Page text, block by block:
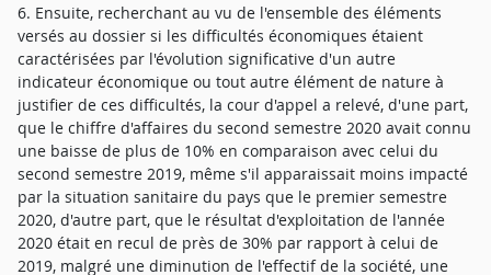
6. Ensuite, recherchant au vu de l'ensemble des éléments
versés au dossier si les difficultés économiques étaient
caractérisées par l'évolution significative d'un autre
indicateur économique ou tout autre élément de nature à
justifier de ces difficultés, la cour d'appel a relevé, d'une part,
que le chiffre d'affaires du second semestre 2020 avait connu
une baisse de plus de 10% en comparaison avec celui du
second semestre 2019, même s'il apparaissait moins impacté
par la situation sanitaire du pays que le premier semestre
2020, d'autre part, que le résultat d'exploitation de l'année
2020 était en recul de près de 30% par rapport à celui de
2019, malgré une diminution de l'effectif de la société, une